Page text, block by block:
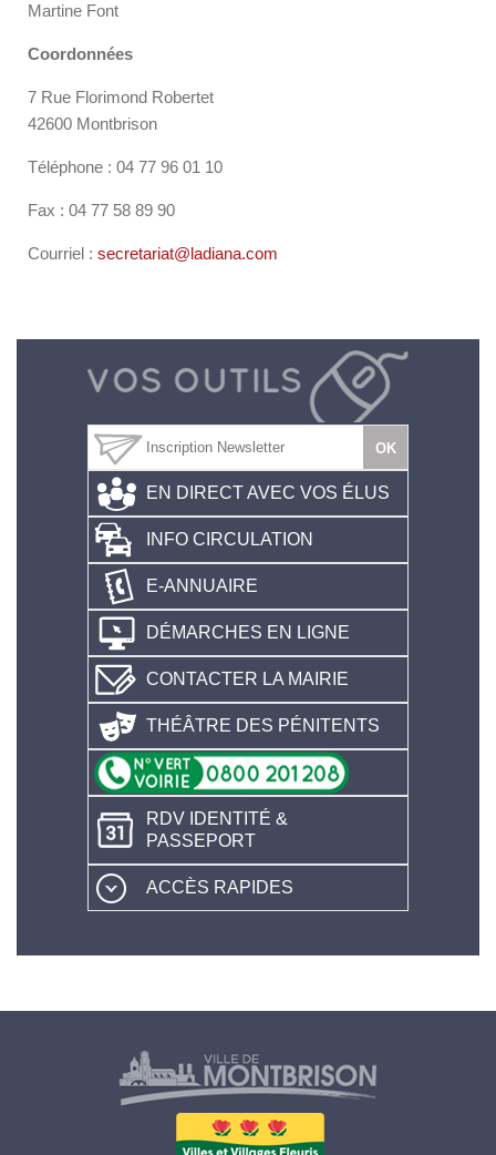
Martine Font
Coordonnées
7 Rue Florimond Robertet
42600 Montbrison
Téléphone : 04 77 96 01 10
Fax : 04 77 58 89 90
Courriel : secretariat@ladiana.com
EN DIRECT AVEC VOS ÉLUS
INFO CIRCULATION
E-ANNUAIRE
DÉMARCHES EN LIGNE
CONTACTER LA MAIRIE
THÉÂTRE DES PÉNITENTS
RDV IDENTITÉ &
PASSEPORT
ACCÈS RAPIDES